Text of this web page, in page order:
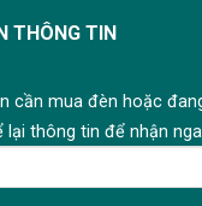
THÔNG TIN
cần mua đèn hoặc
lại thông tin để nhận